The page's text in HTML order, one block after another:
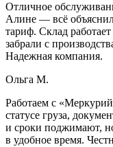
Отличное
Алине — всё
тариф. Склад
забрали с
Надежная компания.
Ольга М.
Работаем с
статусе груза,
и сроки поджимают,
в удобное время.